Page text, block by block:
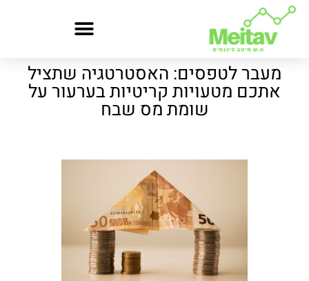
מעבר לטפסים: האסטרטגיה שתציל
אתכם מטעויות קריטיות בערעור על
שומת מס שבח